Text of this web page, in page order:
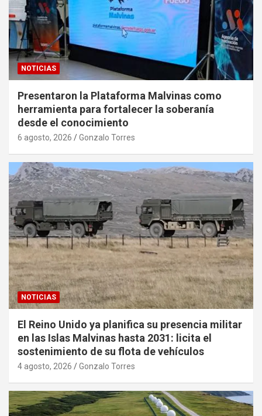
NOTICIAS
Presentaron la Plataforma Malvinas como
herramienta para fortalecer la soberanía
desde el conocimiento
6 agosto, 2026 Gonzalo Torres
NOTICIAS
El Reino Unido ya planifica su presencia militar
en las Islas Malvinas hasta 2031: licita el
sostenimiento de su flota de vehículos
4 agosto, 2026 Gonzalo Torres